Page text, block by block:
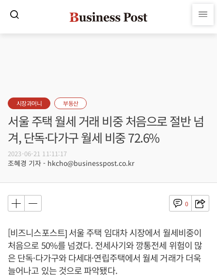
시장과머니 부동산
서울 주택 월세 거래 비중 처음으로 절반 넘
겨, 단독·다가구 월세 비중 72.6%
2023-06-21 11:11:17
조혜경 기자 - hkcho@businesspost.co.kr
0
[비즈니스포스트] 서울 주택 임대차 시장에서 월세비중이
처음으로 50%를 넘겼다. 전세사기와 깡통전세 위험이 많
은 단독·다가구와 다세대·연립주택에서 월세 거래가 더욱
늘어나고 있는 것으로 파악됐다.